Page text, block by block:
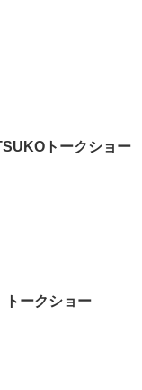
トークショー
トークショー